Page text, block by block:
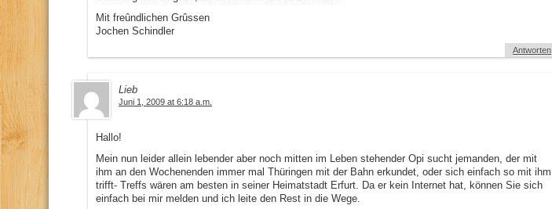
Mit freûndlichen Grûssen
Jochen Schindler
Antworten
Lieb
Juni 1, 2009 at 6:18 a.m.
Hallo!
Mein nun leider allein lebender aber noch mitten im Leben stehender Opi sucht jemanden, der mit
ihm an den Wochenenden immer mal Thüringen mit der Bahn erkundet, oder sich einfach so mit ihm
trifft- Treffs wären am besten in seiner Heimatstadt Erfurt. Da er kein Internet hat, können Sie sich
einfach bei mir melden und ich leite den Rest in die Wege.